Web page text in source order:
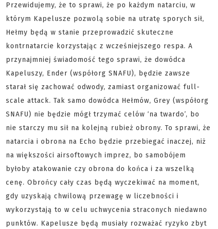
Przewidujemy, że to sprawi, że po każdym natarciu, w
którym Kapelusze pozwolą sobie na utratę sporych sił,
Hełmy będą w stanie przeprowadzić skuteczne
kontrnatarcie korzystając z wcześniejszego respa. A
przynajmniej świadomość tego sprawi, że dowódca
Kapeluszy, Ender (współorg SNAFU), będzie zawsze
starał się zachować odwody, zamiast organizować full-
scale attack. Tak samo dowódca Hełmów, Grey (współorg
SNAFU) nie będzie mógł trzymać celów ‘na twardo’, bo
nie starczy mu sił na kolejną rubież obrony. To sprawi, że
natarcia i obrona na Echo będzie przebiegać inaczej, niż
na większości airsoftowych imprez, bo samobójem
byłoby atakowanie czy obrona do końca i za wszelką
cenę. Obrońcy cały czas będą wyczekiwać na moment,
gdy uzyskają chwilową przewagę w liczebności i
wykorzystają to w celu uchwycenia straconych niedawno
punktów. Kapelusze będą musiały rozważać ryzyko zbyt